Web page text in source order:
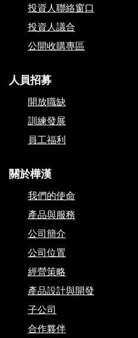
投資人聯絡窗口
投資人議合
公開收購專區
人員招募
開放職缺
訓練發展
員工福利
關於樺漢
我們的使命
產品與服務
公司簡介
公司位置
經營策略
產品設計與開發
子公司
合作夥伴